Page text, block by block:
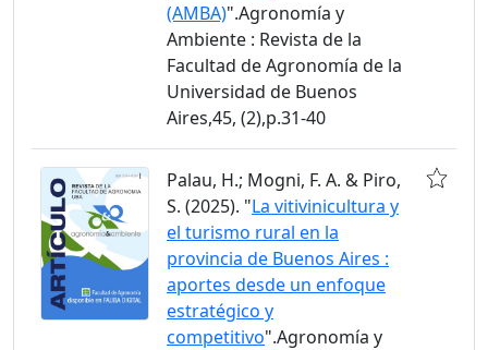
(AMBA)".Agronomía y
Ambiente : Revista de la
Facultad de Agronomía de la
Universidad de Buenos
Aires,45, (2),p.31-40
Palau, H.; Mogni, F. A. & Piro,
S. (2025). "La vitivinicultura y
el turismo rural en la
provincia de Buenos Aires :
aportes desde un enfoque
estratégico y
competitivo".Agronomía y